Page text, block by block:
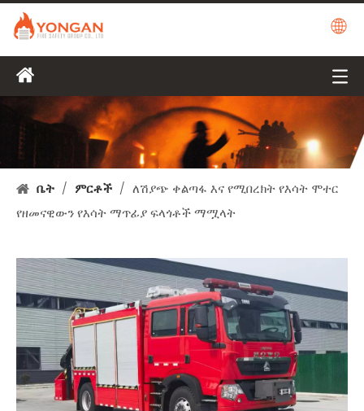
ቤት / ምርቶች / ለሽያጭ ቀልጣፋ እና የሚበረክት የእሳት ሞተር
የዘመናዊውን የእሳት ማጥፊያ ፍላጎቶች ማሟላት